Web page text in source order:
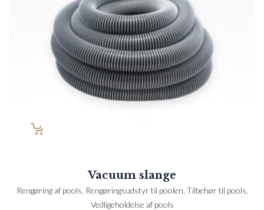
Vacuum slange
Rengøring af pools Rengøringsudstyr til poolen Tilbehør til pools
Vedligeholdelse af pools